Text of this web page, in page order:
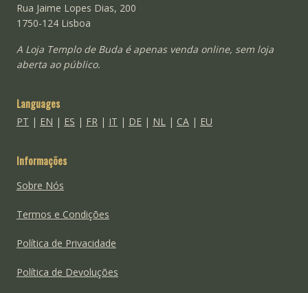
Rua Jaime Lopes Dias, 200
1750-124 Lisboa
A Loja Templo de Buda é apenas venda online, sem loja
aberta ao público.
Languages
PT | EN | ES | FR| IT | DE| NL| CA| EU
Informações
Sobre Nós
Termos e Condições
Política de Privacidade
Política de Devoluções